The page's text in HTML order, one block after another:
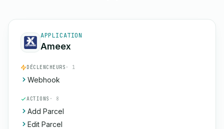
APPLICATION
Ameex
DÉCLENCHEURS · 1
Webhook
ACTIONS · 8
Add Parcel
Edit Parcel